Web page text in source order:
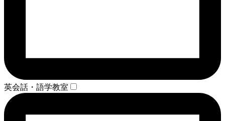
英会話・語学教室